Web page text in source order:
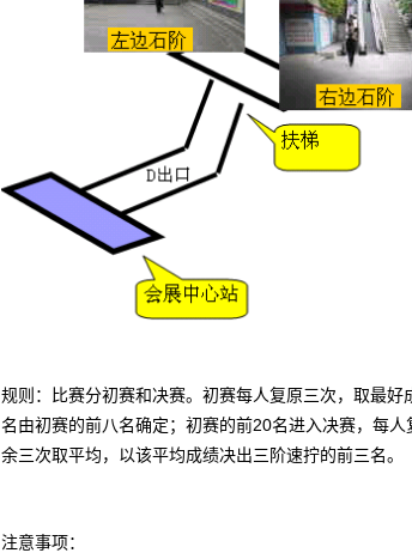
规则：比赛分初赛和决赛。初赛每人复原三次，取最
名由初赛的前八名确定；初赛的前20名进入决赛，每
余三次取平均，以该平均成绩决出三阶速拧的前三名。
注意事项：